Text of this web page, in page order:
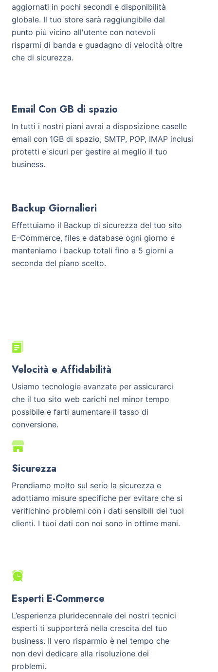
aggiornati in pochi secondi e disponibilità
globale. Il tuo store sarà raggiungibile dal
punto più vicino all'utente con notevoli
risparmi di banda e guadagno di velocità oltre
che di sicurezza.
Email Con GB di spazio
In tutti i nostri piani avrai a disposizione caselle
email con 1GB di spazio, SMTP, POP, IMAP inclusi
protetti e sicuri per gestire al meglio il tuo
business.
Backup Giornalieri
Effettuiamo il Backup di sicurezza del tuo sito
E-Commerce, files e database ogni giorno e
manteniamo i backup totali fino a 5 giorni a
seconda del piano scelto.
Velocità e Affidabilità
Usiamo tecnologie avanzate per assicurarci
che il tuo sito web carichi nel minor tempo
possibile e farti aumentare il tasso di
conversione.
Sicurezza
Prendiamo molto sul serio la sicurezza e
adottiamo misure specifiche per evitare che si
verifichino problemi con i dati sensibili dei tuoi
clienti. I tuoi dati con noi sono in ottime mani.
Esperti E-Commerce
L’esperienza pluridecennale dei nostri tecnici
esperti ti supporterà nella crescita del tuo
business. Il vero risparmio è nel tempo che
non devi dedicare alla risoluzione dei
problemi.